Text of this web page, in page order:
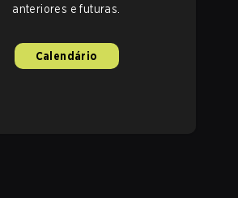
anteriores e futuras.
Calendário